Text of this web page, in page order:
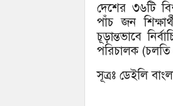
দেশের ৩৬টি
পাঁচ জন
চূড়ান্তভাবে
পরিচালক (চলতি
সূত্রঃ ডেইলি